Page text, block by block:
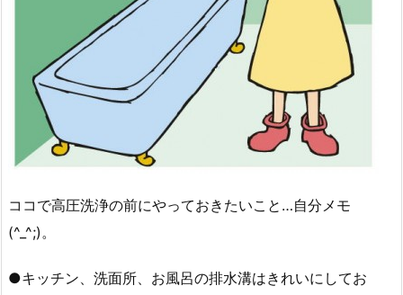
ココで高圧洗浄の前にやっておきたいこと…自分メモ
(^_^;)。
●キッチン、洗面所、お風呂の排水溝はきれいにしてお